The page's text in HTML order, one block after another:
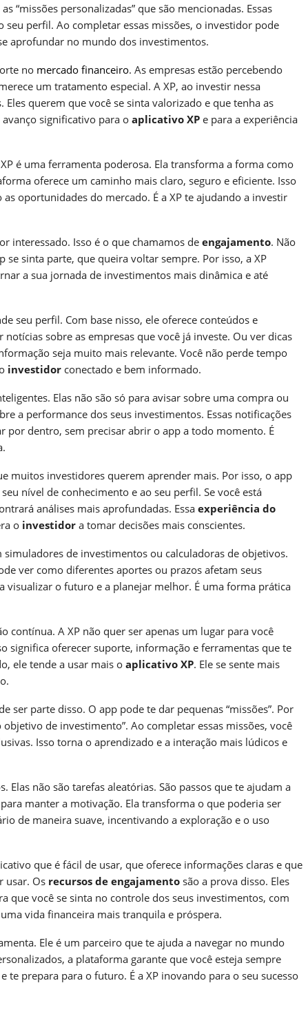
personalizadas” que são mencionadas. Essas
perfil. Ao completar essas missões, o investidor pode
aprofundar no mundo dos investimentos.
no mercado financeiro. As empresas estão percebendo
um tratamento especial. A XP, ao investir nessa
querem que você se sinta valorizado e que tenha as
significativo para o aplicativo XP e para a experiência
é uma ferramenta poderosa. Ela transforma a forma como
oferece um caminho mais claro, seguro e eficiente. Isso
oportunidades do mercado. É a XP te ajudando a investir
interessado. Isso é o que chamamos de engajamento. Não
se sinta parte, que queira voltar sempre. Por isso, a XP
a sua jornada de investimentos mais dinâmica e até
seu perfil. Com base nisso, ele oferece conteúdos e
sobre as empresas que você já investe. Ou ver dicas
seja muito mais relevante. Você não perde tempo
investidor conectado e bem informado.
Elas não são só para avisar sobre uma compra ou
a performance dos seus investimentos. Essas notificações
por dentro, sem precisar abrir o app a todo momento. É
muitos investidores querem aprender mais. Por isso, o app
nível de conhecimento e ao seu perfil. Se você está
análises mais aprofundadas. Essa experiência do
o investidor a tomar decisões mais conscientes.
de investimentos ou calculadoras de objetivos.
ver como diferentes aportes ou prazos afetam seus
o futuro e a planejar melhor. É uma forma prática
contínua. A XP não quer ser apenas um lugar para você
significa oferecer suporte, informação e ferramentas que te
ele tende a usar mais o aplicativo XP. Ele se sente mais
ser parte disso. O app pode te dar pequenas “missões”. Por
de investimento”. Ao completar essas missões, você
Isso torna o aprendizado e a interação mais lúdicos e
Elas não são tarefas aleatórias. São passos que te ajudam a
manter a motivação. Ela transforma o que poderia ser
de maneira suave, incentivando a exploração e o uso
que é fácil de usar, que oferece informações claras e que
usar. Os recursos de engajamento são a prova disso. Eles
que você se sinta no controle dos seus investimentos, com
vida financeira mais tranquila e próspera.
Ele é um parceiro que te ajuda a navegar no mundo
a plataforma garante que você esteja sempre
prepara para o futuro. É a XP inovando para o seu sucesso